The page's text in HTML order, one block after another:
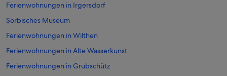
Ferienwohnungen in Irgersdorf
Sorbisches Museum
Ferienwohnungen in Wilthen
Ferienwohnungen in Alte Wasserkunst
Ferienwohnungen in Grubschütz